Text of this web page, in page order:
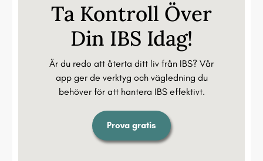
Ta Kontroll Över
Din IBS Idag!
Är du redo att återta ditt liv från IBS? Vår
app ger de verktyg och vägledning du
behöver för att hantera IBS effektivt.
Prova gratis